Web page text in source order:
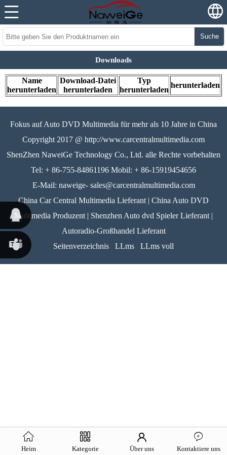
Suche
Downloads
Name
herunterladen
Download-Datei
herunterladen
Typ
herunterladen
herunterladen
Fokus auf Auto DVD Multimedia für mehr als 10 Jahre in China
Copyright 2017 @ http://www.carcentralmultimedia.com
ShenZhen NaweiGe Technology Co., Ltd. alle Rechte vorbehalten
Tel: + 86-755-84861196 Mobil: + 86-15919454656
E-Mail: naweige- sales@carcentralmultimedia.com
China Car Central Multimedia Lieferant | China Auto DVD
Multimedia Produzent | Shenzhen Auto dvd Spieler Lieferant |
Autoradio-Großhandel Lieferant
Seitenverzeichnis
LLms LLms voll
Heim Kategorie Über uns Kontaktiere uns
Susana
Chen
Martina